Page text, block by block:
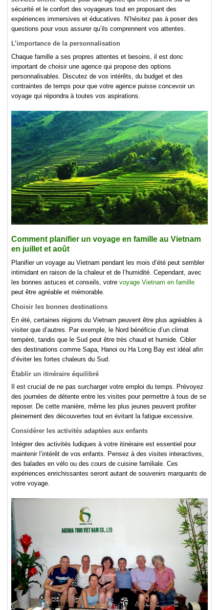
sécurité et le confort des voyageurs tout en proposant des
expériences immersives et éducatives. N’hésitez pas à poser des
questions pour vous assurer qu’ils comprennent vos attentes.
L’importance de la personnalisation
Chaque famille a ses propres attentes et besoins, il est donc
important de choisir une agence qui propose des options
personnalisables. Discutez de vos intérêts, du budget et des
contraintes de temps pour que votre agence puisse concevoir un
voyage qui répondra à toutes vos aspirations.
Comment planifier un voyage en famille au Vietnam
en juillet et août
Planifier un voyage au Vietnam pendant les mois d’été peut sembler
intimidant en raison de la chaleur et de l’humidité. Cependant, avec
les bonnes astuces et conseils, votre voyage Vietnam en famille
peut être agréable et mémorable.
Choisir les bonnes destinations
En été, certaines régions du Vietnam peuvent être plus agréables à
visiter que d’autres. Par exemple, le Nord bénéficie d’un climat
tempéré, tandis que le Sud peut être très chaud et humide. Cibler
des destinations comme Sapa, Hanoi ou Ha Long Bay est idéal afin
d’éviter les fortes chaleurs du Sud.
Établir un itinéraire équilibré
Il est crucial de ne pas surcharger votre emploi du temps. Prévoyez
des journées de détente entre les visites pour permettre à tous de se
reposer. De cette manière, même les plus jeunes peuvent profiter
pleinement des découvertes tout en évitant la fatigue excessive.
Considérer les activités adaptées aux enfants
Intégrer des activités ludiques à votre itinéraire est essentiel pour
maintenir l’intérêt de vos enfants. Pensez à des visites interactives,
des balades en vélo ou des cours de cuisine familiale. Ces
expériences enrichissantes seront autant de souvenirs marquants de
votre voyage.